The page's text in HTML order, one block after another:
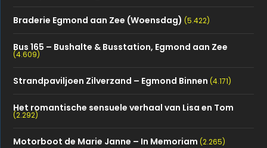
Braderie Egmond aan Zee (Woensdag) (5.422)
Bus 165 – Bushalte & Busstation, Egmond aan Zee
(4.609)
Strandpaviljoen Zilverzand – Egmond Binnen (4.171)
Het romantische sensuele verhaal van Lisa en Tom
(2.292)
Motorboot de Marie Janne – In Memoriam (2.265)